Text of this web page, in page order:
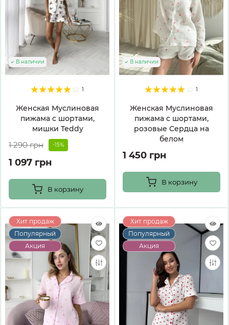
1
Женская Муслиновая
пижама с шортами,
мишки Teddy
В наличии
1 290 грн -15%
1 097 грн
В корзину
1
Женская Муслиновая
пижама с шортами,
розовые Сердца на
белом
В наличии
1 450 грн
В корзину
Хит продаж
Популярный
Акция
Хит продаж
Популярный
Акция